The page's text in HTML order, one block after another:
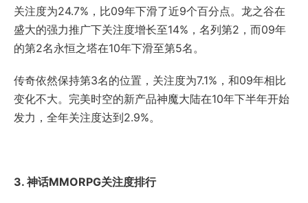
关注度为24.7%，比09年下滑了近9个百分点。龙之谷在
盛大的强力推广下关注度增长至14%，名列第2，而09年
的第2名永恒之塔在10年下滑至第5名。
传奇依然保持第3名的位置，关注度为7.1%，和09年相比
变化不大。完美时空的新产品神魔大陆在10年下半年开始
发力，全年关注度达到2.9%。
3. 神话MMORPG关注度排行